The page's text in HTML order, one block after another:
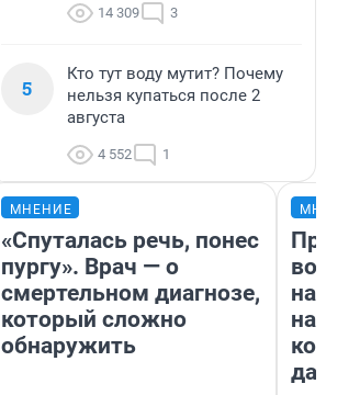
14 309 3
5
Кто тут воду мутит? Почему
нельзя купаться после 2
августа
4 552 1
МНЕНИЕ
«Спуталась речь, понес
пургу». Врач — о
смертельном диагнозе,
который сложно
обнаружить
нам
даже